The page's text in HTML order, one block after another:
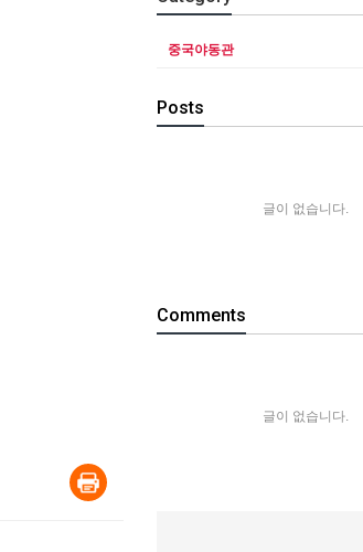
중국야동관
Posts
글이 없습니다.
Comments
글이 없습니다.